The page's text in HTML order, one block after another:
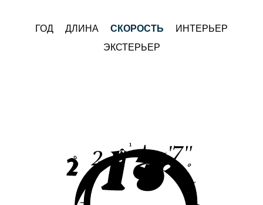
ГОД ДЛИНА СКОРОСТЬ
ИНТЕРЬЕР
ЭКСТЕРЬЕР